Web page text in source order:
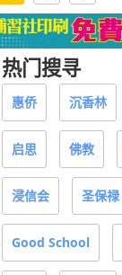
热门搜寻
惠侨 沉香林
启思 佛教
浸信会 圣保禄
Good School